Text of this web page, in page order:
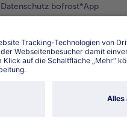
Datenschutz bofrost*App